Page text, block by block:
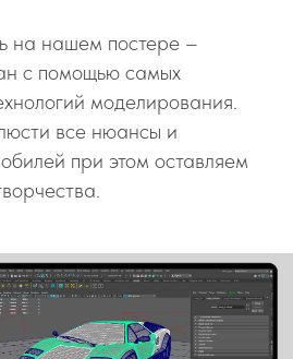
на нашем постере –
с помощью самых
моделирования.
все нюансы и
при этом оставляем